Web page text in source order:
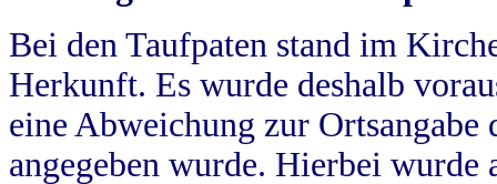
Bei den Taufpaten stand im
Herkunft. Es wurde deshalb
eine Abweichung zur
angegeben wurde. Hierbei wurde